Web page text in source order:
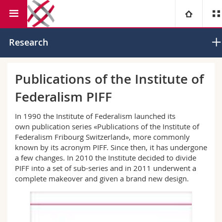
University
Campus
Research
University
Continuing education
Theology
Law
Management, Economics and Social sciences
Humanities
Education
You are
Prospective students
Students
Medias
Researchers
Ressources
Directory
Maps/Orientation
Libraries
Research
Publications of the Institute of
Federalism PIFF
In 1990 the Institute of Federalism launched its
own publication series «Publications of the Institute of
Federalism Fribourg Switzerland», more commonly
known by its acronym PIFF. Since then, it has undergone
a few changes. In 2010 the Institute decided to divide
PIFF into a set of sub-series and in 2011 underwent a
complete makeover and given a brand new design.